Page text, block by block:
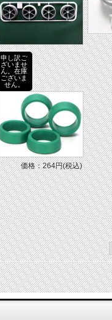
申し訳ご
ざいませ
ん。在庫
ございま
せん。
価格：264円(税込)